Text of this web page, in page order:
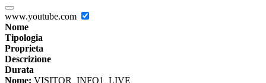
www.youtube.com
Nome
Tipologia
Proprieta
Descrizione
Durata
Nome: VISITOR_INFO1_LIVE